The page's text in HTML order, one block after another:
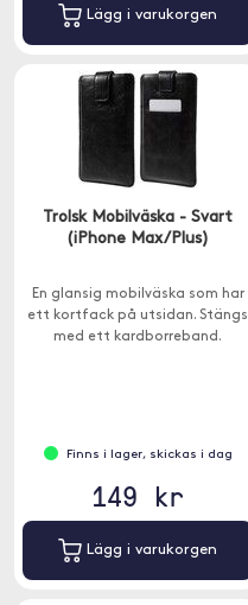
Lägg i varukorgen
Trolsk Mobilväska - Svart
(iPhone Max/Plus)
En glansig mobilväska som har
ett kortfack på utsidan. Stängs
med ett kardborreband.
Finns i lager, skickas i dag
149 kr
Lägg i varukorgen